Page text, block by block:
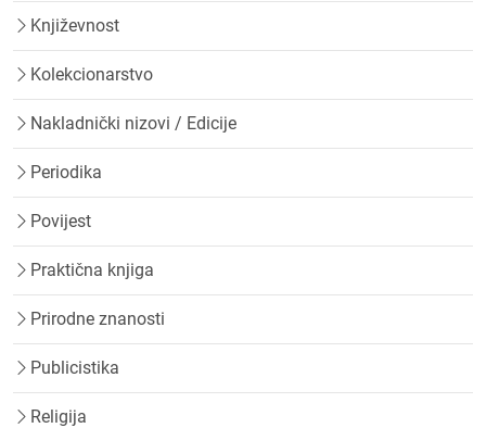
Književnost
Kolekcionarstvo
Nakladnički nizovi / Edicije
Periodika
Povijest
Praktična knjiga
Prirodne znanosti
Publicistika
Religija